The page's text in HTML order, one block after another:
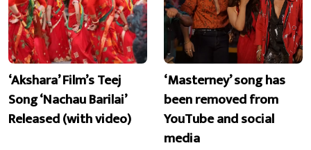
‘Akshara’ Film’s Teej
Song ‘Nachau Barilai’
Released (with video)
‘Masterney’ song has
been removed from
YouTube and social
media